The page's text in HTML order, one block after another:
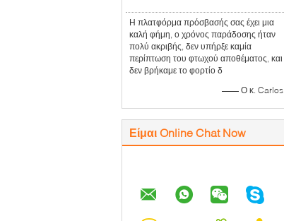
Η πλατφόρμα πρόσβασής σας έχει μια
καλή φήμη, ο χρόνος παράδοσης ήταν
πολύ ακριβής, δεν υπήρξε καμία
περίπτωση του φτωχού αποθέματος, και
δεν βρήκαμε το φορτίο δ
—— Ο κ. Carlos
Είμαι Online Chat Now